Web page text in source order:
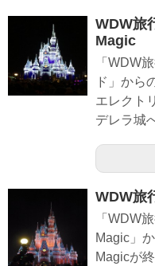
WDW旅
Magic
「WDW
ド」から
エレクト
デレラ城
WDW
「WDW
Magic」
Magicが